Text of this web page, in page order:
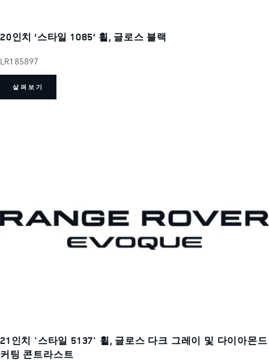
20인치 ‘스타일 1085’ 휠, 글로스 블랙
LR185897
살펴보기
21인치 '스타일 5137' 휠, 글로스 다크 그레이 및 다이아몬드
커팅 콘트라스트